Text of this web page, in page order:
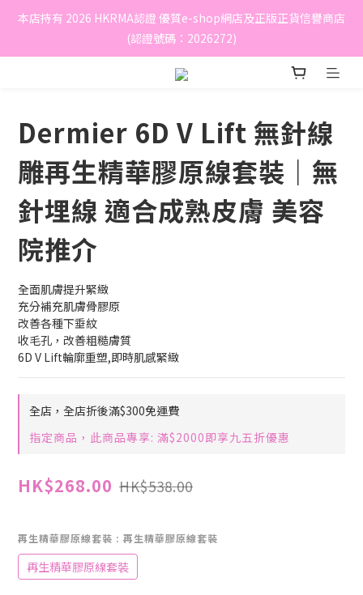
本店持有 2026 HKRMA認證 優質e-shop網店及正版正貨信譽商店
(認證號碼：2026272)
Dermier 6D V Lift 無針線
雕再生精華膠原線套裝｜無
針埋線 適合成熟皮膚 美容
院推介
全面肌膚提升緊緻
充分補充肌膚骨膠原
改善各種下垂紋
收毛孔，改善粗糙膚質
6D V Lift輪廓重塑,即時肌感緊緻
全店，全店折後滿$300免運費
指定商品，此商品專享: 滿$2000即享九五折優惠
HK$268.00 HK$538.00
再生精華膠原線套裝 : 再生精華膠原線套裝
再生精華膠原線套裝